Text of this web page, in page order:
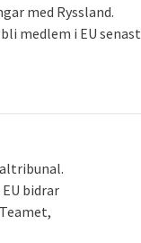
med Ryssland.
medlem i EU senast
bidrar